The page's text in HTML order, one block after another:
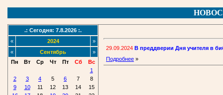
.: Сегодня: 7.8.2026 :.
«
2024
»
«
Сентябрь
»
Пн
Вт Ср Чт Пт Сб
Вс
1
2
3 4 5 6 7
8
9
10 11 12 13 14
15
29.09.2024 В преддверии Дня учителя в
Подробнее »